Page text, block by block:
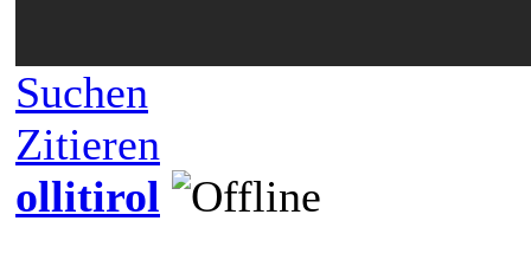
Suchen
Zitieren
ollitirol